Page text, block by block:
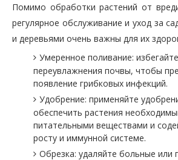
Помимо обработки растений от
регулярное обслуживание и уход за
и деревьями очень важны для их
Умеренное поливание: избегайте
переувлажнения почвы, чтобы
появление грибковых инфекций.
Удобрение: применяйте
обеспечить растения
питательными веществами и
росту и иммунной системе.
Обрезка: удаляйте больные или